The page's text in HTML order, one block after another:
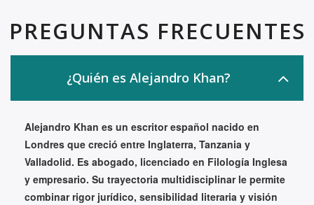
PREGUNTAS FRECUENTES
¿Quién es Alejandro Khan?
Alejandro Khan es un escritor español nacido en
Londres que creció entre Inglaterra, Tanzania y
Valladolid. Es abogado, licenciado en Filología Inglesa
y empresario. Su trayectoria multidisciplinar le permite
combinar rigor jurídico, sensibilidad literaria y visión